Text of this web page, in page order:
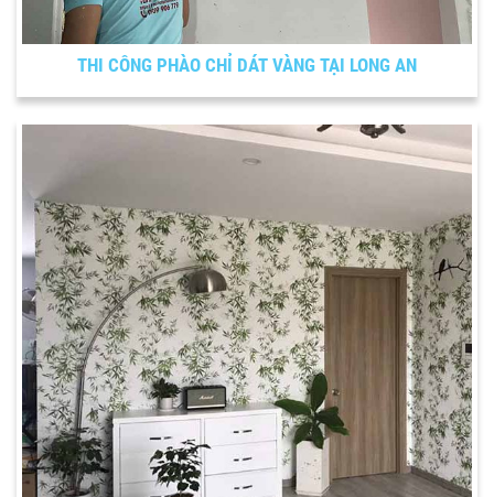
THI CÔNG PHÀO CHỈ DÁT VÀNG TẠI LONG AN